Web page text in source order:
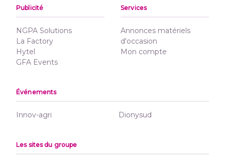
Publicité
NGPA Solutions
La Factory
Hytel
GFA Events
Services
Annonces matériels
d'occasion
Mon compte
Événements
Innov-agri Dionysud
Les sites du groupe